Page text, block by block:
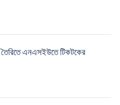
তৈরিতে এনএসইউতে টিকটকের